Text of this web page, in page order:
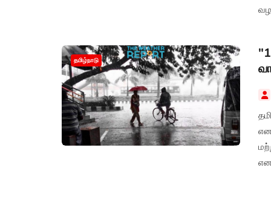
தமிழ்நாடு
என